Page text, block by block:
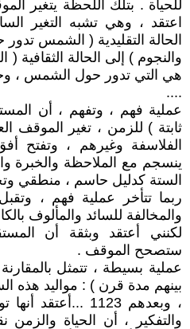
للحياة . بتلك اللحظة يتغير
اعتقد ، وهي تشبه التغير
الحالة التقليدية ( الشمس
والنجوم ) إلى الحالة الثقافية
هي التي تدور حول الشمس ،
....
عملية فهم ، وتفهم ، أن
ثابتة ) للزمن ، تغير الموقف
الفلاسفة وغيرهم ، وتفتح
ينسجم مع الملاحظة والخبرة
الستة كدليل حاسم ، منطقي
ربما تتأخر عملية فهم ،
والمخالفة للسائد والمألوف
لكنني أعتقد وبثقة أن
ستصحح الموقف .
عملية بسيطة ، تتمثل
، وبعدهم 1123
والتفكير ، أن الحياة